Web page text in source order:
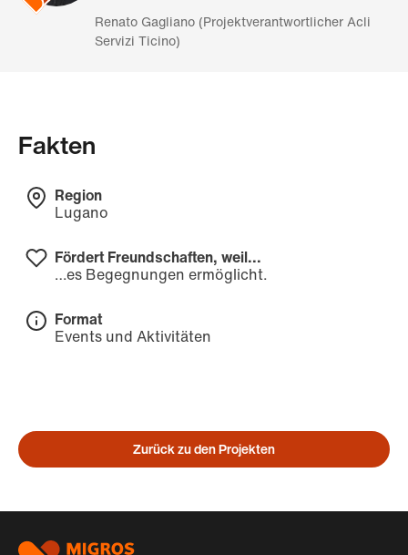
Renato Gagliano (Projektverantwortlicher Acli
Servizi Ticino)
Fakten
Region
Lugano
Fördert Freundschaften, weil...
…es Begegnungen ermöglicht.
Format
Events und Aktivitäten
Zurück zu den Projekten
Footer